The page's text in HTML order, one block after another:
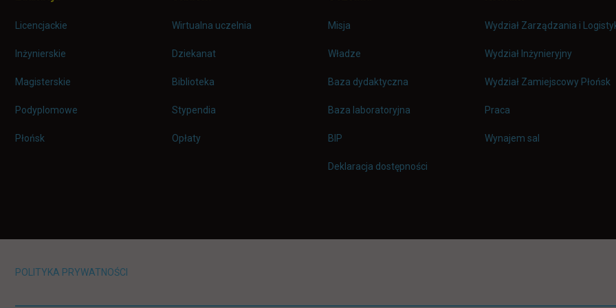
Licencjackie
Inżynierskie
Magisterskie
Podyplomowe
Płońsk
Wirtualna uczelnia
Dziekanat
Biblioteka
Stypendia
Opłaty
Misja
Władze
Baza dydaktyczna
Baza laboratoryjna
BIP
Deklaracja dostępności
Wydział Zarządzania i
Wydział Inżynieryjny
Wydział Zamiejscowy Płońsk
Pracalink otwiera się w nowej
Wynajem sal
POLITYKA PRYWATNOŚCI